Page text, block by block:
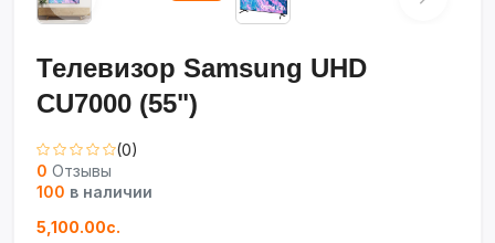
Телевизор Samsung UHD
CU7000 (55")
(0)
0 Отзывы
100 в наличии
5,100.00с.